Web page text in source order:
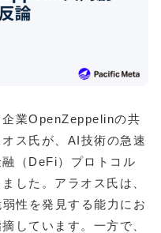
業OpenZeppelinの共
ス氏が、AI技術の急速
（DeFi）プロトコル
した。アラオス氏は、
性を発見する能力にお
しています。一方で、